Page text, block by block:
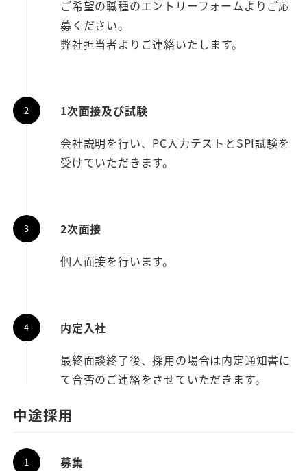
ご希望の職種のエントリーフォームよりご応
募ください。
弊社担当者よりご連絡いたします。
1次面接及び試験
会社説明を行い、PC入力テストとSPI試験を
受けていただきます。
2次面接
個人面接を行います。
内定入社
最終面談終了後、採用の場合は内定通知書に
て合否のご連絡をさせていただきます。
中途採用
募集